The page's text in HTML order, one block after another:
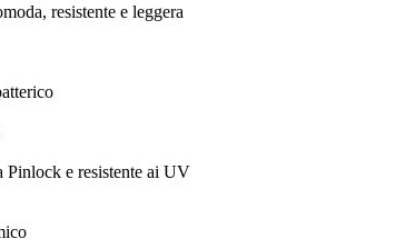
resistente e leggera
Pinlock e resistente ai UV